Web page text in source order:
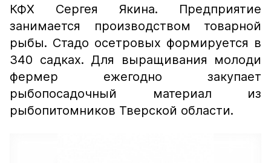
КФХ Сергея Якина. Предприятие
занимается производством товарной
рыбы. Стадо осетровых формируется в
340 садках. Для выращивания молоди
фермер ежегодно закупает
рыбопосадочный материал из
рыбопитомников Тверской области.